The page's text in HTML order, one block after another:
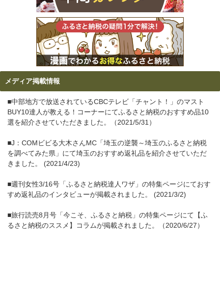
メディア掲載情報
■中部地方で放送されているCBCテレビ「チャント！」のマスト
BUY10達人が教える！コーナーにてふるさと納税のおすすめ品10
選を紹介させていただきました。（2021/5/31）
■J：COMビビる大木さんMC「埼玉の逆襲～埼玉のふるさと納税
を調べてみた県」にて埼玉のおすすめ返礼品を紹介させていただ
きました。 (2021/4/23)
■週刊女性3/16号「ふるさと納税達人ワザ」の特集ページにておす
すめ返礼品のインタビューが掲載されました。 (2021/3/2)
■旅行読売8月号「今こそ、ふるさと納税」の特集ページにて【ふ
るさと納税のススメ】コラムが掲載されました。（2020/6/27）